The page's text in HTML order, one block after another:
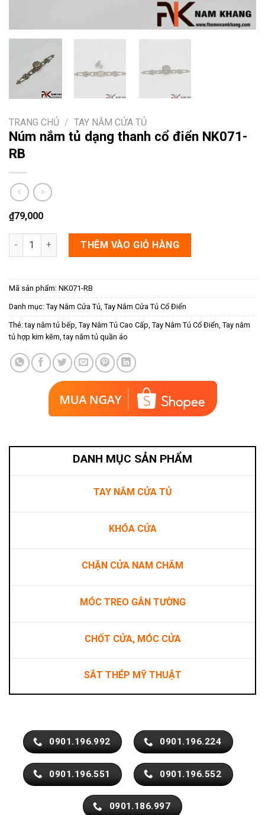
TRANG CHỦ / TAY NẮM CỬA TỦ
Núm nắm tủ dạng thanh cổ điển NK071-
RB
₫79,000
Núm nắm tủ dạng thanh cổ điển NK071-RB số lượng
THÊM VÀO GIỎ HÀNG
Mã sản phẩm: NK071-RB
Danh mục: Tay Nắm Cửa Tủ Tay Nắm Cửa Tủ Cổ Điển
Thẻ:tay nắm tủ bếp Tay Nắm Tủ Cao Cấp Tay Nắm Tủ Cổ Điển Tay nắm
tủ hợp kim kẽm ,tay nắm tủ quần áo
DANH MỤC SẢN PHẨM
TAY NẮM CỬA TỦ
KHÓA CỬA
CHẶN CỬA NAM CHÂM
MÓC TREO GẮN TƯỜNG
CHỐT CỬA, MÓC CỬA
SẮT THÉP MỸ THUẬT
0901.196.992 0901.196.224
0901.196.551 0901.196.552
0901.186.997